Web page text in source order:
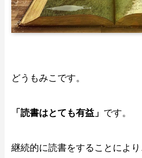
どうもみこです。
「読書はとても有益」 です。
継続的に読書をすることによ